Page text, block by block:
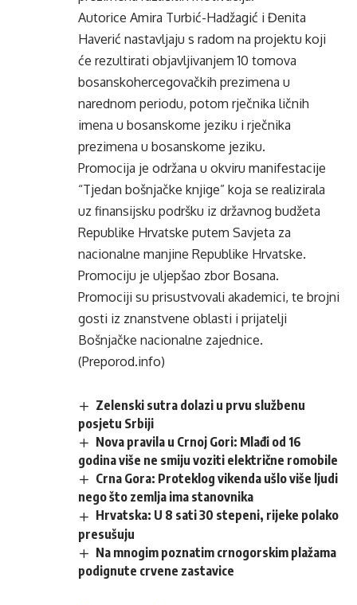
Autorice Amira Turbić-Hadžagić i Đenita
Haverić nastavljaju s radom na projektu koji
će rezultirati objavljivanjem 10 tomova
bosanskohercegovačkih prezimena u
narednom periodu, potom rječnika ličnih
imena u bosanskome jeziku i rječnika
prezimena u bosanskome jeziku.
Promocija je održana u okviru manifestacije
“Tjedan bošnjačke knjige” koja se realizirala
uz finansijsku podršku iz državnog budžeta
Republike Hrvatske putem Savjeta za
nacionalne manjine Republike Hrvatske.
Promociju je uljepšao zbor Bosana.
Promociji su prisustvovali akademici, te brojni
gosti iz znanstvene oblasti i prijatelji
Bošnjačke nacionalne zajednice.
(Preporod.info)
Zelenski sutra dolazi u prvu službenu
posjetu Srbiji
Nova pravila u Crnoj Gori: Mlađi od 16
godina više ne smiju voziti električne romobile
Crna Gora: Proteklog vikenda ušlo više ljudi
nego što zemlja ima stanovnika
Hrvatska: U 8 sati 30 stepeni, rijeke polako
presušuju
Na mnogim poznatim crnogorskim plažama
podignute crvene zastavice